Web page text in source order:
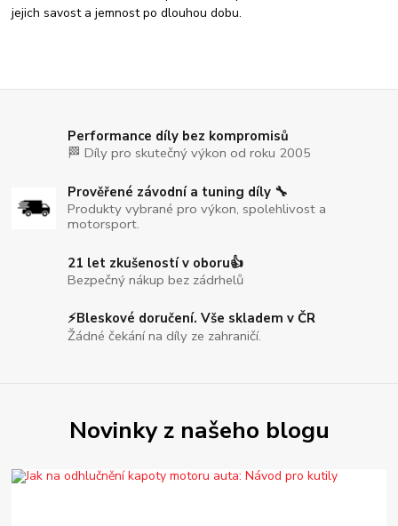
jejich savost a jemnost po dlouhou dobu.
Performance díly bez kompromisů
🏁 Díly pro skutečný výkon od roku 2005
Prověřené závodní a tuning díly 🔧
Produkty vybrané pro výkon, spolehlivost a
motorsport.
21 let zkušeností v oboru👍
Bezpečný nákup bez zádrhelů
⚡Bleskové doručení. Vše skladem v ČR
Žádné čekání na díly ze zahraničí.
Novinky z našeho blogu